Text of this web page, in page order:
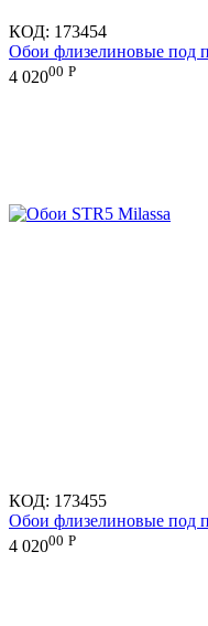
КОД: 173454
Обои флизелиновые под
4 02000 Р
КОД: 173455
Обои флизелиновые под
4 02000 Р